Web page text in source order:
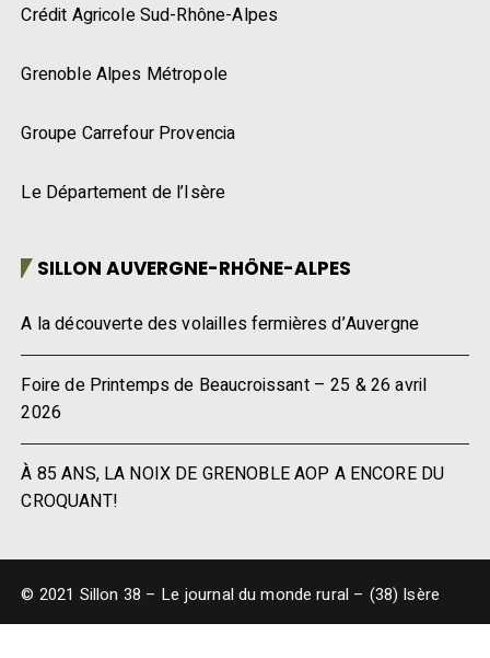
Crédit Agricole Sud-Rhône-Alpes
Grenoble Alpes Métropole
Groupe Carrefour Provencia
Le Département de l’Isère
SILLON AUVERGNE-RHÔNE-ALPES
A la découverte des volailles fermières d’Auvergne
Foire de Printemps de Beaucroissant – 25 & 26 avril
2026
À 85 ANS, LA NOIX DE GRENOBLE AOP A ENCORE DU
CROQUANT!
© 2021 Sillon 38 – Le journal du monde rural – (38) Isère